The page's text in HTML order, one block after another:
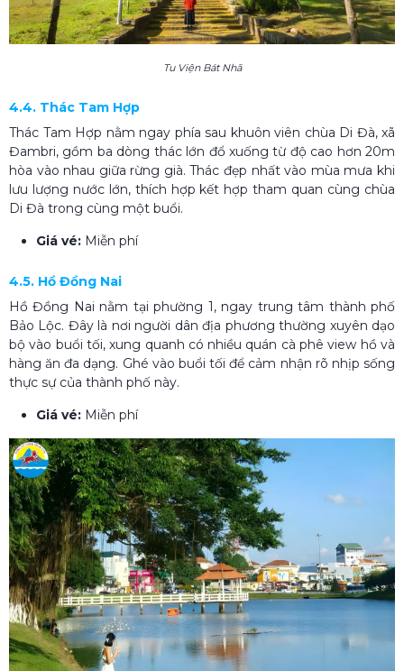
Tu Viện Bát Nhã
4.4. Thác Tam Hợp
Thác Tam Hợp nằm ngay phía sau khuôn viên chùa Di Đà, xã
Đambri, gồm ba dòng thác lớn đổ xuống từ độ cao hơn 20m
hòa vào nhau giữa rừng già. Thác đẹp nhất vào mùa mưa khi
lưu lượng nước lớn, thích hợp kết hợp tham quan cùng chùa
Di Đà trong cùng một buổi.
Giá vé: Miễn phí
4.5. Hồ Đồng Nai
Hồ Đồng Nai nằm tại phường 1, ngay trung tâm thành phố
Bảo Lộc. Đây là nơi người dân địa phương thường xuyên dạo
bộ vào buổi tối, xung quanh có nhiều quán cà phê view hồ và
hàng ăn đa dạng. Ghé vào buổi tối để cảm nhận rõ nhịp sống
thực sự của thành phố này.
Giá vé: Miễn phí